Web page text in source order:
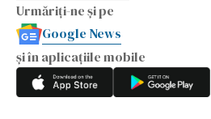
Urmăriți-ne și pe
Google News
și în aplicațiile mobile